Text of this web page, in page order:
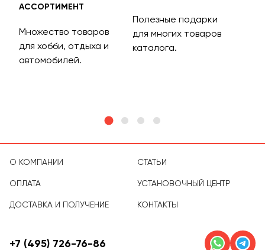
АССОРТИМЕНТ
Множество товаров
для хобби, отдыха и
автомобилей.
Полезные подарки
для многих товаров
каталога.
О КОМПАНИИ
ОПЛАТА
ДОСТАВКА И ПОЛУЧЕНИЕ
СТАТЬИ
УСТАНОВОЧНЫЙ ЦЕНТР
КОНТАКТЫ
+7 (495) 726-76-86